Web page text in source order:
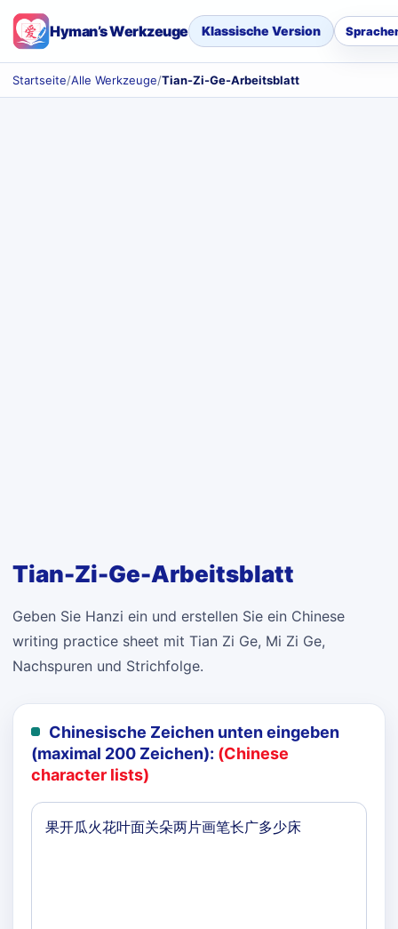
Hyman’s Werkzeuge Klassische Version
Startseite/Alle Werkzeuge/Tian-Zi-Ge-Arbeitsblatt
Tian-Zi-Ge-Arbeitsblatt
Geben Sie Hanzi ein und erstellen Sie ein Chinese
writing practice sheet mit Tian Zi Ge, Mi Zi Ge,
Nachspuren und Strichfolge.
Chinesische Zeichen unten eingeben
(maximal 200 Zeichen): (Chinese
character lists)